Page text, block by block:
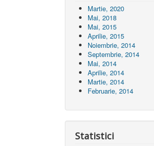
Martie, 2020
Mai, 2018
Mai, 2015
Aprilie, 2015
Noiembrie, 2014
Septembrie, 2014
Mai, 2014
Aprilie, 2014
Martie, 2014
Februarie, 2014
Statistici